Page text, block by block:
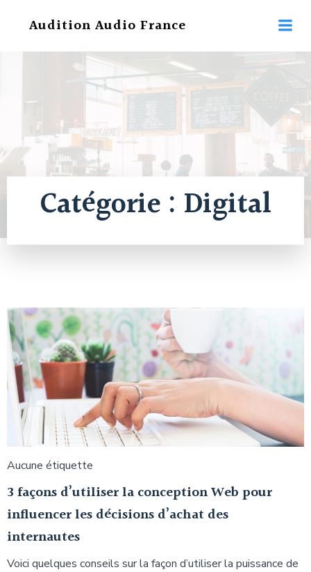
au
Audition Audio France
Catégorie : Digital
Aucune étiquette
3 façons d’utiliser la conception Web pour
influencer les décisions d’achat des
internautes
Voici quelques conseils sur la façon d’utiliser la puissance de